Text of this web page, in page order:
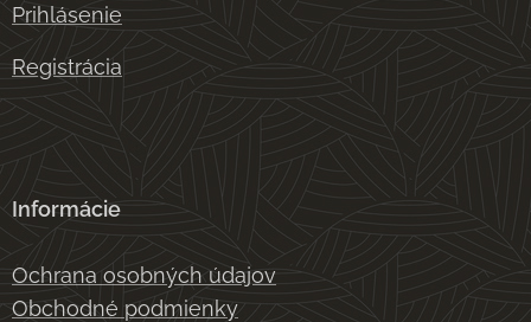
Prihlásenie
Registrácia
Informácie
Ochrana osobných údajov
Obchodné podmienky